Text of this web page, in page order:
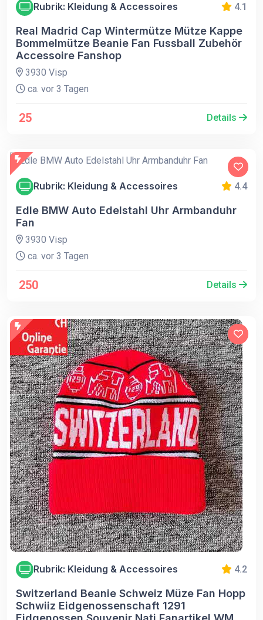
Rubrik: Kleidung & Accessoires 4.1
Real Madrid Cap Wintermütze Mütze Kappe
Bommelmütze Beanie Fan Fussball Zubehör
Accessoire Fanshop
3930 Visp
ca. vor 3 Tagen
25 Details
Rubrik: Kleidung & Accessoires 4.4
Edle BMW Auto Edelstahl Uhr Armbanduhr
Fan
3930 Visp
ca. vor 3 Tagen
250 Details
Rubrik: Kleidung & Accessoires 4.2
Switzerland Beanie Schweiz Müze Fan Hopp
Schwiiz Eidgenossenschaft 1291